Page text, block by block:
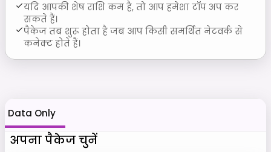
यदि आपकी शेष राशि कम है, तो आप हमेशा टॉप अप कर
सकते हैं।
पैकेज तब शुरू होता है जब आप किसी समर्थित नेटवर्क से
कनेक्ट होते हैं।
Data Only
अपना पैकेज चुनें